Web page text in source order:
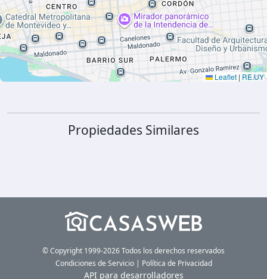
Leaflet | RE.UY
Propiedades Similares
© Copyright 1999-2026 Todos los derechos reservados
Condiciones de Servicio| Política de Privacidad
API para desarrolladores